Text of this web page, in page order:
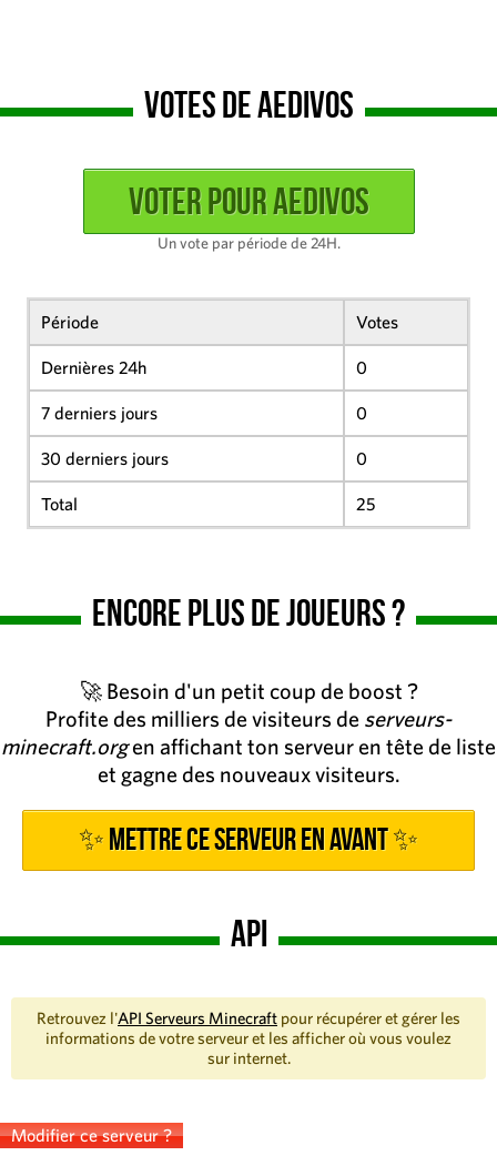
Votes de Aedivos
Un vote par période de 24H.
Période Votes
Dernières 24h 0
7 derniers jours 0
30 derniers jours 0
Total 25
Encore plus de joueurs ?
🚀 Besoin d'un petit coup de boost ?
Profite des milliers de visiteurs de serveurs-
minecraft.orgen affichant ton serveur en tête de liste
et gagne des nouveaux visiteurs.
✨ Mettre ce serveur en avant ✨
API
Retrouvez l'API Serveurs Minecraft pour récupérer et gérer les
informations de votre serveur et les afficher où vous voulez
sur internet.
Modifier ce serveur ?